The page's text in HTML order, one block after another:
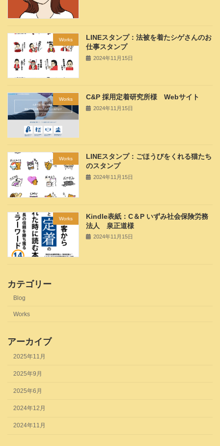
Works
LINEスタンプ：法被を着たシゲさんのお
仕事スタンプ
2024年11月15日
Works C&P 採用定着研究所様 Webサイト
2024年11月15日
Works
LINEスタンプ：ごほうびをくれる猫たち
のスタンプ
2024年11月15日
Works
Kindle表紙：C＆P いずみ社会保険労務
法人 泉正道様
2024年11月15日
カテゴリー
Blog
Works
アーカイブ
2025年11月
2025年9月
2025年6月
2024年12月
2024年11月